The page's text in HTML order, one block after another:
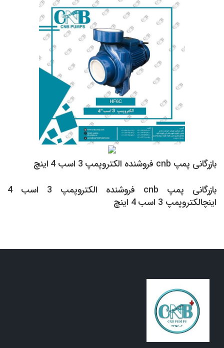
بازرگانی پمپ cnb فروشنده الکتروپمپ 3 اسب 4 اینچ
بازرگانی پمپ cnb فروشنده الکتروپمپ 3 اسب 4
اینچالکتروپمپ 3 اسب 4 اینچ